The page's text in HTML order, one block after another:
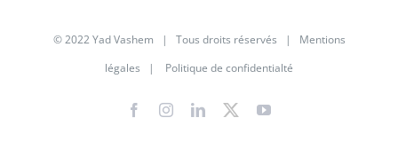
© 2022 Yad Vashem | Tous droits réservés | Mentions
légales | Politique de confidentialté
FacebookInstagramLinkedIn
X YouTube